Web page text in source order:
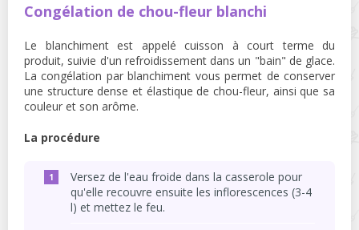
Congélation de chou-fleur blanchi
Le blanchiment est appelé cuisson à court terme du
produit, suivie d'un refroidissement dans un "bain" de glace.
La congélation par blanchiment vous permet de conserver
une structure dense et élastique de chou-fleur, ainsi que sa
couleur et son arôme.
La procédure
Versez de l'eau froide dans la casserole pour
qu'elle recouvre ensuite les inflorescences (3-4
l) et mettez le feu.